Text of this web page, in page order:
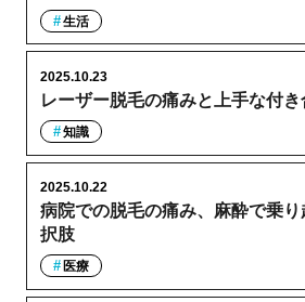
生活
レーザー脱毛の痛みと上手な付き
2025.10.23
知識
病院での脱毛の痛み、麻酔で乗
択肢
2025.10.22
医療